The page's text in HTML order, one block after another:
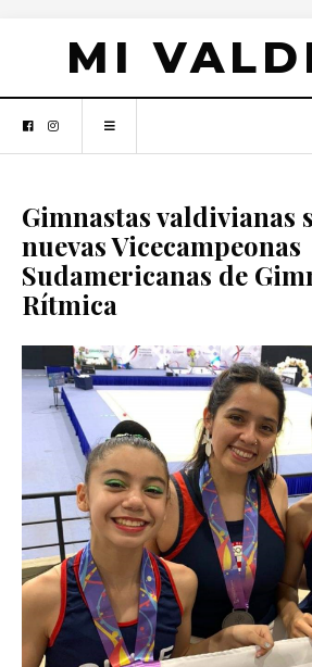
MI
Gimnastas valdivianas
nuevas Vicecampeonas
Sudamericanas de
Rítmica